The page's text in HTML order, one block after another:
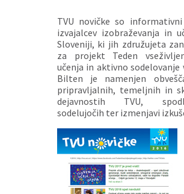
TVU novičke so
izvajalcev izobraževanja in
Sloveniji, ki jih združujeta
za projekt Teden
učenja in aktivno sodelovanje
Bilten je namenjen
pripravljalnih, temeljnih in
dejavnostih TVU,
sodelujočih ter izmenjavi